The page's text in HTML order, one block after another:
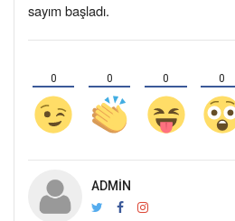
sayım başladı.
0 0 0 0
ADMIN